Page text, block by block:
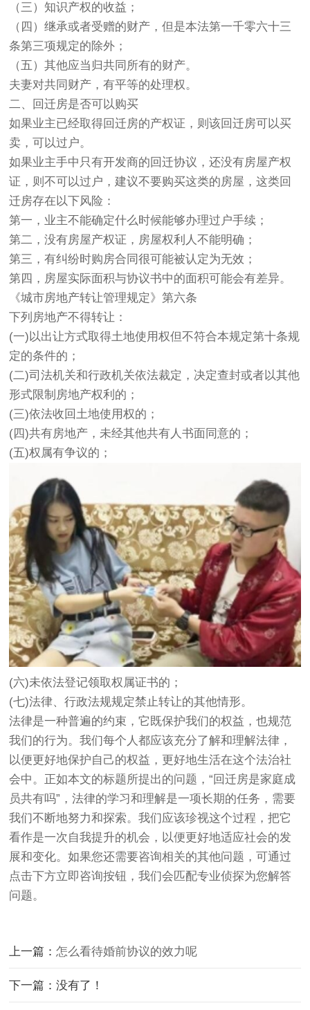
（三）知识产权的收益；
（四）继承或者受赠的财产，但是本法第一千零六十三
条第三项规定的除外；
（五）其他应当归共同所有的财产。
夫妻对共同财产，有平等的处理权。
二、回迁房是否可以购买
如果业主已经取得回迁房的产权证，则该回迁房可以买
卖，可以过户。
如果业主手中只有开发商的回迁协议，还没有房屋产权
证，则不可以过户，建议不要购买这类的房屋，这类回
迁房存在以下风险：
第一，业主不能确定什么时候能够办理过户手续；
第二，没有房屋产权证，房屋权利人不能明确；
第三，有纠纷时购房合同很可能被认定为无效；
第四，房屋实际面积与协议书中的面积可能会有差异。
《城市房地产转让管理规定》第六条
下列房地产不得转让：
(一)以出让方式取得土地使用权但不符合本规定第十条规
定的条件的；
(二)司法机关和行政机关依法裁定，决定查封或者以其他
形式限制房地产权利的；
(三)依法收回土地使用权的；
(四)共有房地产，未经其他共有人书面同意的；
(五)权属有争议的；
(六)未依法登记领取权属证书的；
(七)法律、行政法规规定禁止转让的其他情形。
法律是一种普遍的约束，它既保护我们的权益，也规范
我们的行为。我们每个人都应该充分了解和理解法律，
以便更好地保护自己的权益，更好地生活在这个法治社
会中。正如本文的标题所提出的问题，“回迁房是家庭成
员共有吗”，法律的学习和理解是一项长期的任务，需要
我们不断地努力和探索。我们应该珍视这个过程，把它
看作是一次自我提升的机会，以便更好地适应社会的发
展和变化。如果您还需要咨询相关的其他问题，可通过
点击下方立即咨询按钮，我们会匹配专业侦探为您解答
问题。
上一篇：怎么看待婚前协议的效力呢
下一篇：没有了！